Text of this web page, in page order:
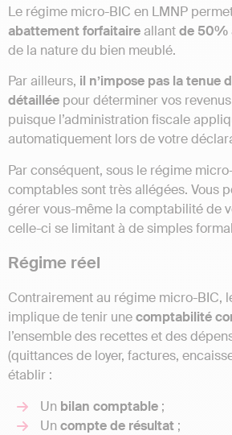
Le régime micro-BIC en LMNP
abattement forfaitaireallantde 50%
de la nature du bien meublé.
Par ailleurs, il n’impose pas la tenue
détaillée pour déterminer vos
puisque l’administration fiscale
automatiquement lors de votre
Par conséquent, sous le régime
comptables sont très allégées. Vous
gérer vous-même la comptabilité de
celle-ci se limitant à de simples
Régime réel
Contrairement au régime micro-BIC,
implique de tenir unecomptabilité
l’ensemble des recettes et des
(quittances de loyer, factures,
établir :
Un bilan comptable ;
Un compte de résultat ;